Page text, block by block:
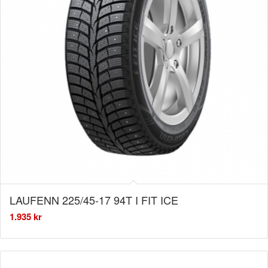
LAUFENN 225/45-17 94T I FIT ICE
1.935kr